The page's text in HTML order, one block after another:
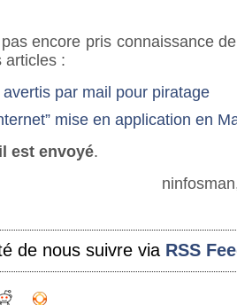
pas encore pris connaissance
articles :
par mail pour piratage
mise en application en
est envoyé.
de nous suivre via RSS